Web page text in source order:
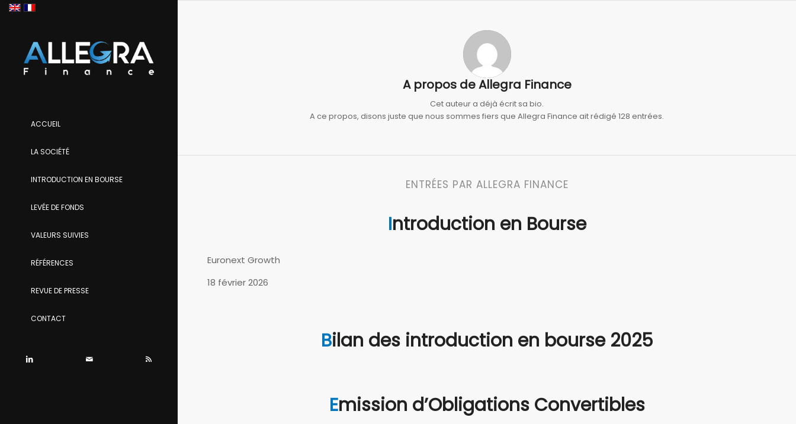
ACCUEIL
LA SOCIÉTÉ
INTRODUCTION EN BOURSE
LEVÉE DE FONDS
VALEURS SUIVIES
RÉFÉRENCES
REVUE DE PRESSE
CONTACT
A propos deAllegra Finance
Cet auteur a déjà écrit sa bio.
A ce propos, disons juste que nous sommes fiers que Allegra Finance ait rédigé 128 entrées.
ENTRÉES PAR ALLEGRA FINANCE
Introduction en Bourse
Euronext Growth
18 février 2026
Bilan des introduction en bourse 2025
Emission d’Obligations Convertibles